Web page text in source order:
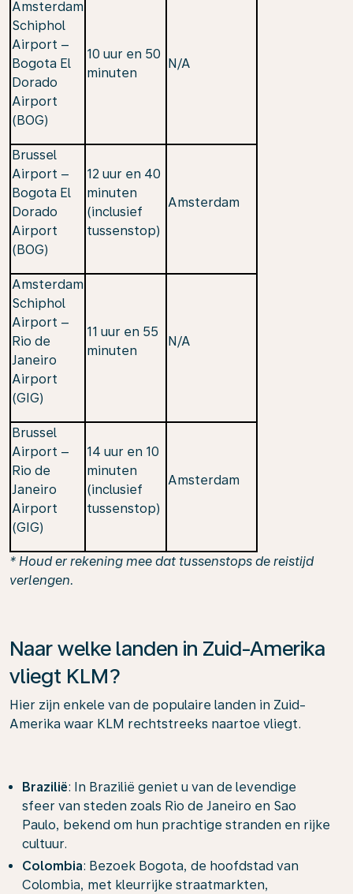
Amsterdam
Schiphol
Airport –
Bogota El
Dorado
Airport
(BOG)
10 uur en 50
minuten
N/A
Brussel
Airport –
Bogota El
Dorado
Airport
(BOG)
12 uur en 40
minuten
(inclusief
tussenstop)
Amsterdam
Amsterdam
Schiphol
Airport –
Rio de
Janeiro
Airport
(GIG)
11 uur en 55
minuten
N/A
Brussel
Airport –
Rio de
Janeiro
Airport
(GIG)
14 uur en 10
minuten
(inclusief
tussenstop)
Amsterdam
* Houd er rekening mee dat tussenstops de reistijd
verlengen.
Naar welke landen in Zuid-Amerika
vliegt KLM?
Hier zijn enkele van de populaire landen in Zuid-
Amerika waar KLM rechtstreeks naartoe vliegt.
Brazilië: In Brazilië geniet u van de levendige
sfeer van steden zoals Rio de Janeiro en Sao
Paulo, bekend om hun prachtige stranden en rijke
cultuur.
Colombia: Bezoek Bogota, de hoofdstad van
Colombia, met kleurrijke straatmarkten,